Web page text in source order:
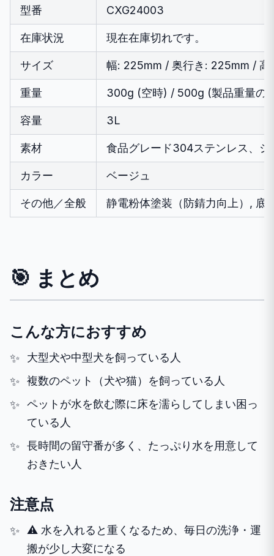
型番 CXG24003
在庫状況 現在在庫切れです。
サイズ 幅: 225mm / 奥行き: 225mm / 高
重量 300g (空時) / 500g (製品重量の
容量 3L
素材 食品グレード304ステンレス、シ
カラー ベージュ
その他／全般 静電粉体塗装（防錆力向上）, 底
🎯 まとめ
こんな方におすすめ
大型犬や中型犬を飼っている人
複数のペット（犬や猫）を飼っている人
ペットが水を飲む際に床を濡らしてしまい困っ
ている人
長時間の留守番が多く、たっぷり水を用意して
おきたい人
注意点
⚠️ 水を入れると重くなるため、毎日の洗浄・運
搬が少し大変になる